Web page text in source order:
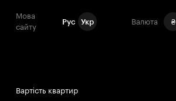
Мова
сайту
Рус Укр Валюта ₴
Вартість квартир